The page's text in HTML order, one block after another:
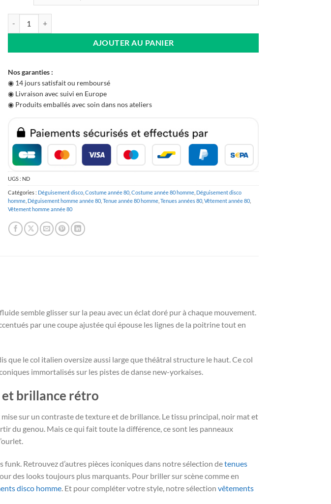
AJOUTER AU PANIER
Nos garanties :
◉ 14 jours satisfait ou remboursé
◉ Livraison avec suivi en Europe
◉ Produits emballés avec soin dans nos ateliers
UGS : ND
Catégories : Déguisement disco Costume année 80 Costume année 80 homme Déguisement disco
homme Déguisement homme année 80 Tenue année 80 homme Tenues années 80 Vêtement année 80
Vêtement homme année 80
semble glisser sur la peau avec un éclat doré pur à chaque mouvement.
par une coupe ajustée qui épouse les lignes de la poitrine tout en
que le col italien oversize aussi large que théâtral structure le haut. Ce col
immortalisés sur les pistes de danse new-yorkaises.
et brillance rétro
sur un contraste de texture et de brillance. Le tissu principal, noir mat et
du genou. Mais ce qui fait toute la différence, ce sont les panneaux
Retrouvez d’autres pièces iconiques dans notre sélection detenues
des looks toujours plus marquants. Pour briller sur scène comme en
disco homme. Et pour compléter votre style, notre sélection vêtements